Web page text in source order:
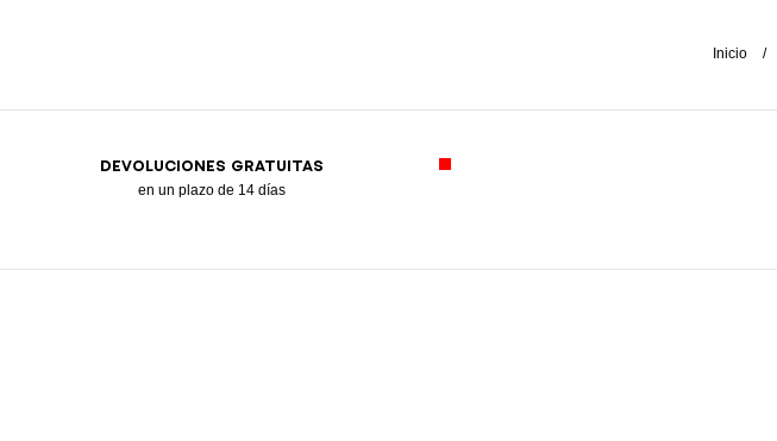
Inicio
DEVOLUCIONES GRATUITAS
en un plazo de 14 días